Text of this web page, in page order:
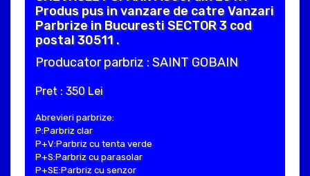
Produs pus in vanzare de catre Vanzari
Parbrize in Bucuresti SECTOR 3 cod
postal 30511 .
Producator parbriz : SAINT GOBAIN
Pret : 350 Lei
Abrevieri parbrize:
P:Parbriz clar
P+V:Parbriz cu tenta verde
P+S:Parbriz cu parasolar
P+SE:Parbriz cu senzor